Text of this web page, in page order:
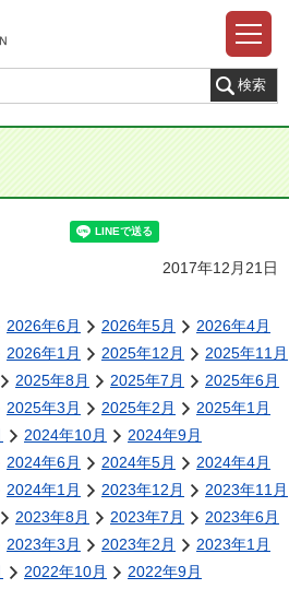
2017年12月21日
2026年6月 2026年5月
2026年4月
2026年1月 2025年12月
2025年11月
2025年8月 2025年7月
2025年6月
2025年3月 2025年2月
2025年1月
2024年10月
2024年9月
2024年6月 2024年5月
2024年4月
2024年1月 2023年12月
2023年11月
2023年8月 2023年7月
2023年6月
2023年3月 2023年2月
2023年1月
2022年10月
2022年9月